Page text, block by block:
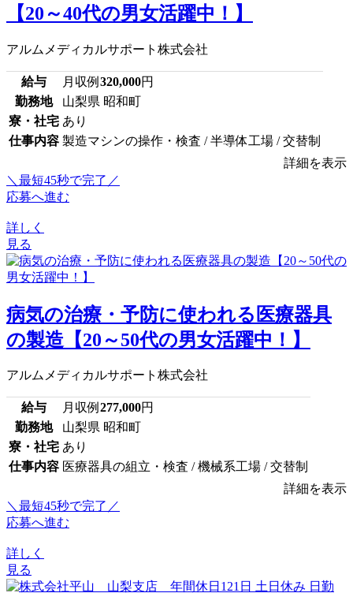
【20～40代の男女活躍中！】
アルムメディカルサポート株式会社
給与 月収例 320,000円
勤務地
山梨県 昭和町
寮・社宅 あり
仕事内容 製造マシンの操作・検査 / 半導体工場 / 交替制
詳細を表示
＼最短45秒で完了／
応募へ進む
詳しく
見る
病気の治療・予防に使われる医療器具
の製造【20～50代の男女活躍中！】
アルムメディカルサポート株式会社
給与 月収例 277,000円
勤務地
山梨県 昭和町
寮・社宅 あり
仕事内容 医療器具の組立・検査 / 機械系工場 / 交替制
詳細を表示
＼最短45秒で完了／
応募へ進む
詳しく
見る